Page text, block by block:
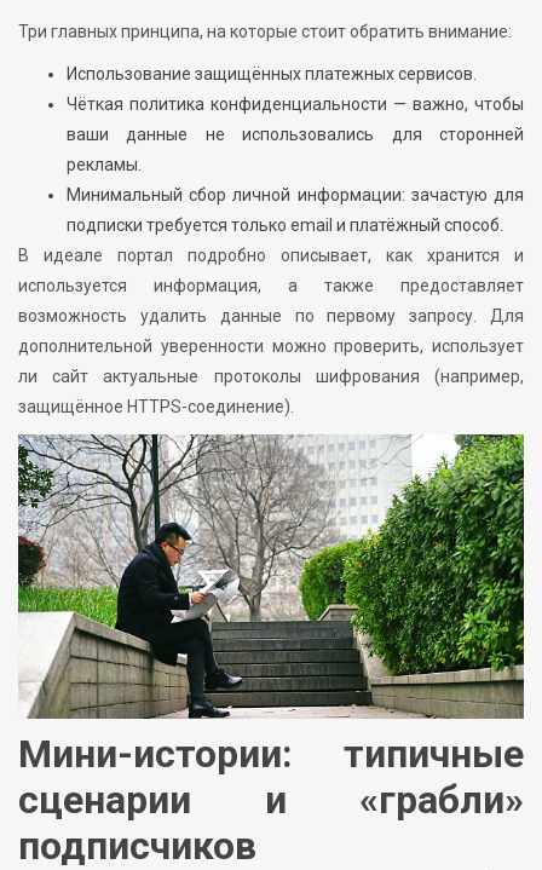
Три главных принципа, на которые стоит обратить внимание:
Использование защищённых платежных сервисов.
Чёткая политика конфиденциальности — важно, чтобы
ваши данные не использовались для сторонней
рекламы.
Минимальный сбор личной информации: зачастую для
подписки требуется только email и платёжный способ.
В идеале портал подробно описывает, как хранится и
используется информация, а также предоставляет
возможность удалить данные по первому запросу. Для
дополнительной уверенности можно проверить, использует
ли сайт актуальные протоколы шифрования (например,
защищённое HTTPS-соединение).
Мини-истории: типичные
сценарии и «грабли»
подписчиков